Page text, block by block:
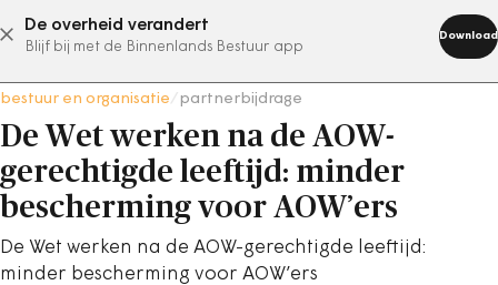
De overheid verandert
Blijf bij met de Binnenlands Bestuur app
Download
abonneer nu
bestuur en organisatie partnerbijdrage
De Wet werken na de AOW-
gerechtigde leeftijd: minder
bescherming voor AOW’ers
De Wet werken na de AOW-gerechtigde leeftijd:
minder bescherming voor AOW’ers